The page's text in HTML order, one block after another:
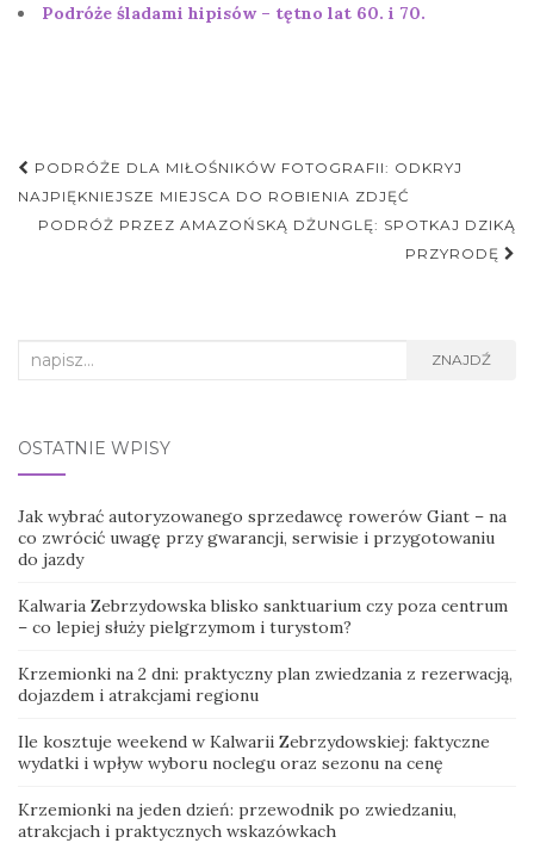
Podróże śladami hipisów – tętno lat 60. i 70.
Nawigacja
postu
PODRÓŻE DLA MIŁOŚNIKÓW FOTOGRAFII: ODKRYJ
NAJPIĘKNIEJSZE MIEJSCA DO ROBIENIA ZDJĘĆ
PODRÓŻ PRZEZ AMAZOŃSKĄ DŻUNGLĘ: SPOTKAJ DZIKĄ
PRZYRODĘ
Search
ZNAJDŹ
OSTATNIE WPISY
Jak wybrać autoryzowanego sprzedawcę rowerów Giant – na
co zwrócić uwagę przy gwarancji, serwisie i przygotowaniu
do jazdy
Kalwaria Zebrzydowska blisko sanktuarium czy poza centrum
– co lepiej służy pielgrzymom i turystom?
Krzemionki na 2 dni: praktyczny plan zwiedzania z rezerwacją,
dojazdem i atrakcjami regionu
Ile kosztuje weekend w Kalwarii Zebrzydowskiej: faktyczne
wydatki i wpływ wyboru noclegu oraz sezonu na cenę
Krzemionki na jeden dzień: przewodnik po zwiedzaniu,
atrakcjach i praktycznych wskazówkach